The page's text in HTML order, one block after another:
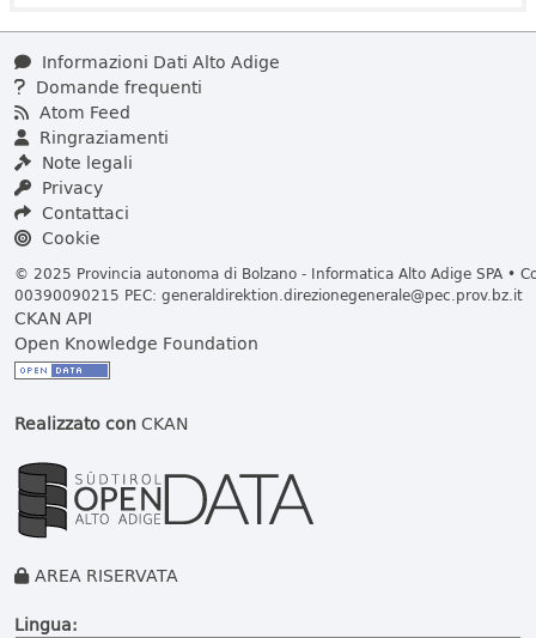
Informazioni Dati Alto Adige
Domande frequenti
Atom Feed
Ringraziamenti
Note legali
Privacy
Contattaci
Cookie
© 2025 Provincia autonoma di Bolzano - Informatica Alto Adige SPA •
00390090215 PEC: generaldirektion.direzionegenerale@pec.prov.bz.it
CKAN API
Open Knowledge Foundation
Realizzato conCKAN
AREA RISERVATA
Lingua